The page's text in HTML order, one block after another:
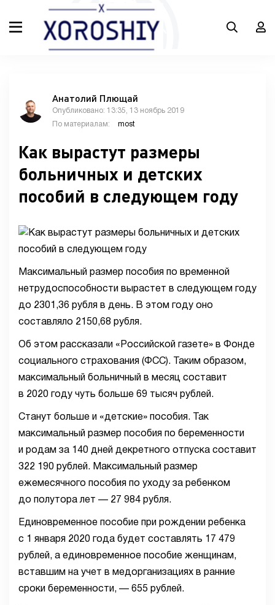
Анатолий Плющай
Опубликовано: 13:35, 13 ноябрь 2019
По материалам:
most
Как вырастут размеры
больничных и детских
пособий в следующем году
Максимальный размер пособия по временной
нетрудоспособности вырастет в следующем году
до 2301,36 рубля в день. В этом году оно
составляло 2150,68 рубля.
Об этом рассказали «Российской газете» в Фонде
социального страхования (ФСС). Таким образом,
максимальный больничный в месяц составит
в 2020 году чуть больше 69 тысяч рублей.
Станут больше и «детские» пособия. Так
максимальный размер пособия по беременности
и родам за 140 дней декретного отпуска составит
322 190 рублей. Максимальный размер
ежемесячного пособия по уходу за ребенком
до полутора лет — 27 984 рубля.
Единовременное пособие при рождении ребенка
с 1 января 2020 года будет составлять 17 479
рублей, а единовременное пособие женщинам,
вставшим на учет в медорганизациях в ранние
сроки беременности, — 655 рублей.